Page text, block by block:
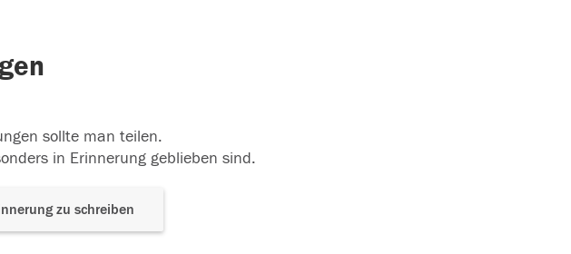
sollte man teilen.
in Erinnerung geblieben sind.
zu schreiben